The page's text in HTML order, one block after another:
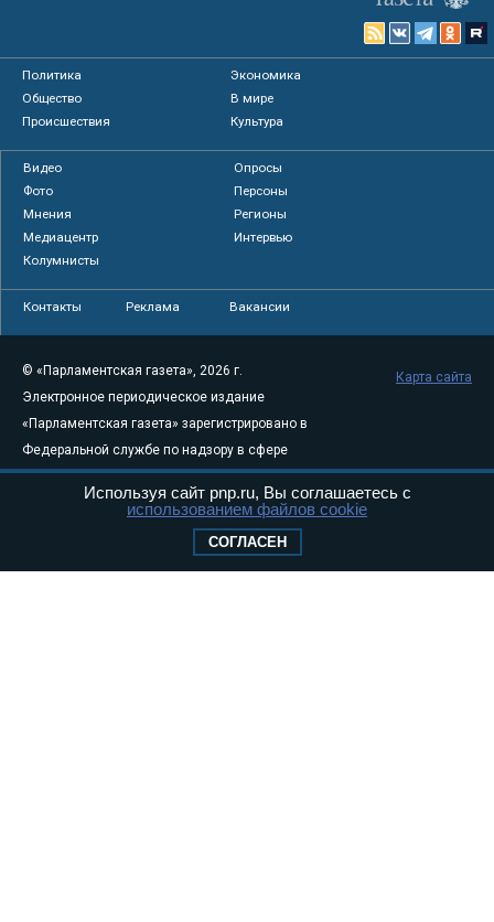
Политика
Экономика
Общество
В мире
Происшествия
Культура
Видео
Опросы
Фото
Персоны
Мнения
Регионы
Медиацентр
Интервью
Колумнисты
Контакты Реклама Вакансии
© «Парламентская газета», 2026 г.
Электронное периодическое издание
«Парламентская газета» зарегистрировано в
Федеральной службе по надзору в сфере
связи, информационных технологий и
массовых коммуникаций (Роскомнадзор) 05
Свидетельство о регистрации Эл № ФС77-
Карта сайта
Используя сайт pnp.ru, Вы соглашаетесь с
использованием файлов cookie
СОГЛАСЕН